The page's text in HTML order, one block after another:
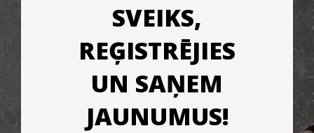
SVEIKS,
REĢISTRĒJIES
UN SAŅEM
JAUNUMUS!